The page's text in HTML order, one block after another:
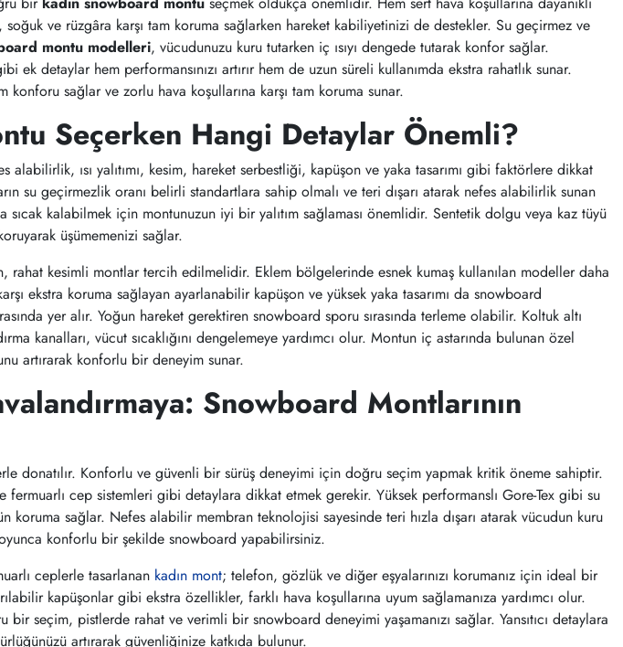
ve rüzgâra karşı tam koruma sağlarken hareket kabiliyetinizi de destekler. Su geçirmez ve
montu modelleri, vücudunuzu kuru tutarken iç ısıyı dengede tutarak konfor sağlar.
detaylar hem performansınızı artırır hem de uzun süreli kullanımda ekstra rahatlık sunar.
konforu sağlar ve zorlu hava koşullarına karşı tam koruma sunar.
Seçerken Hangi Detaylar Önemli?
ısı yalıtımı, kesim, hareket serbestliği, kapüşon ve yaka tasarımı gibi faktörlere dikkat
su geçirmezlik oranı belirli standartlara sahip olmalı ve teri dışarı atarak nefes alabilirlik sunan
sıcak kalabilmek için montunuzun iyi bir yalıtım sağlaması önemlidir. Sentetik dolgu veya kaz tüyü
üşümemenizi sağlar.
rahat kesimli montlar tercih edilmelidir. Eklem bölgelerinde esnek kumaş kullanılan modeller daha
ekstra koruma sağlayan ayarlanabilir kapüşon ve yüksek yaka tasarımı da snowboard
yer alır. Yoğun hareket gerektiren snowboard sporu sırasında terleme olabilir. Koltuk altı
kanalları, vücut sıcaklığını dengelemeye yardımcı olur. Montun iç astarında bulunan özel
artırarak konforlu bir deneyim sunar.
Snowboard Montlarının
donatılır. Konforlu ve güvenli bir sürüş deneyimi için doğru seçim yapmak kritik öneme sahiptir.
cep sistemleri gibi detaylara dikkat etmek gerekir. Yüksek performanslı Gore-Tex gibi su
koruma sağlar. Nefes alabilir membran teknolojisi sayesinde teri hızla dışarı atarak vücudun kuru
konforlu bir şekilde snowboard yapabilirsiniz.
ceplerle tasarlanan kadın mont; telefon, gözlük ve diğer eşyalarınızı korumanız için ideal bir
kapüşonlar gibi ekstra özellikler, farklı hava koşullarına uyum sağlamanıza yardımcı olur.
bir seçim, pistlerde rahat ve verimli bir snowboard deneyimi yaşamanızı sağlar. Yansıtıcı detaylara
artırarak güvenliğinize katkıda bulunur.